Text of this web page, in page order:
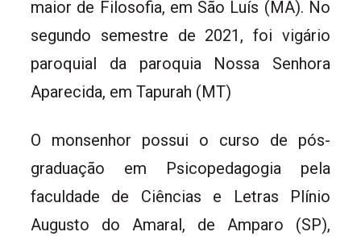
maior de Filosofia, em São Luís (MA). No
segundo semestre de 2021, foi vigário
paroquial da paroquia Nossa Senhora
Aparecida, em Tapurah (MT)
O monsenhor possui o curso de pós-
graduação em Psicopedagogia pela
faculdade de Ciências e Letras Plínio
Augusto do Amaral, de Amparo (SP),